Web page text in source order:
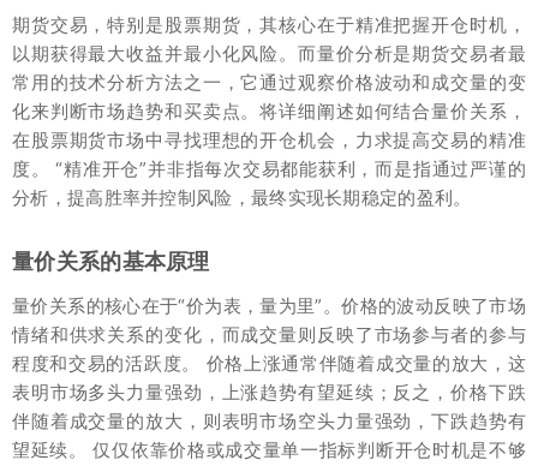
期货交易，特别是股票期货，其核心在于精准把握开仓时机，
以期获得最大收益并最小化风险。而量价分析是期货交易者最
常用的技术分析方法之一，它通过观察价格波动和成交量的变
化来判断市场趋势和买卖点。将详细阐述如何结合量价关系，
在股票期货市场中寻找理想的开仓机会，力求提高交易的精准
度。 “精准开仓”并非指每次交易都能获利，而是指通过严谨的
分析，提高胜率并控制风险，最终实现长期稳定的盈利。
量价关系的基本原理
量价关系的核心在于“价为表，量为里”。价格的波动反映了市场
情绪和供求关系的变化，而成交量则反映了市场参与者的参与
程度和交易的活跃度。 价格上涨通常伴随着成交量的放大，这
表明市场多头力量强劲，上涨趋势有望延续；反之，价格下跌
伴随着成交量的放大，则表明市场空头力量强劲，下跌趋势有
望延续。 仅仅依靠价格或成交量单一指标判断开仓时机是不够